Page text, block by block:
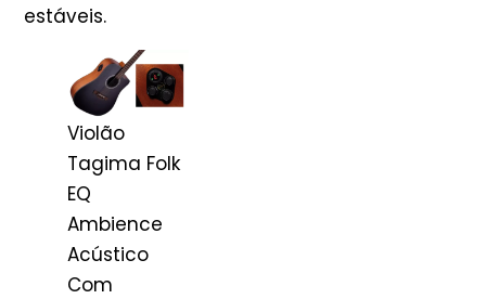
estáveis.
Violão
Tagima Folk
EQ
Ambience
Acústico
Com